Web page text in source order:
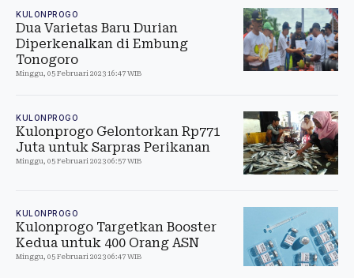
KULONPROGO
Dua Varietas Baru Durian
Diperkenalkan di Embung
Tonogoro
Minggu, 05 Februari 2023 16:47 WIB
KULONPROGO
Kulonprogo Gelontorkan Rp771
Juta untuk Sarpras Perikanan
Minggu, 05 Februari 2023 06:57 WIB
KULONPROGO
Kulonprogo Targetkan Booster
Kedua untuk 400 Orang ASN
Minggu, 05 Februari 2023 06:47 WIB